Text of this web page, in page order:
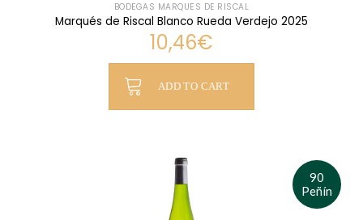
BODEGAS MARQUÉS DE RISCAL
Marqués de Riscal Blanco Rueda Verdejo 2025
10,46€
ADD TO CART
90
Peñín